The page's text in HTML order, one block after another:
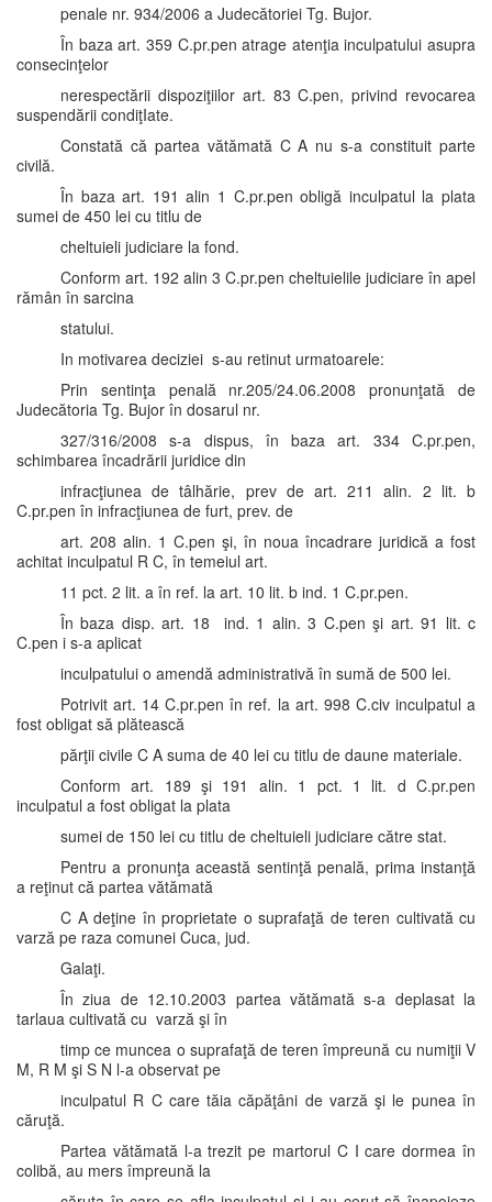
penale nr. 934/2006 a Judecătoriei Tg. Bujor.
În baza art. 359 C.pr.pen atrage atenţia inculpatului asupra
consecinţelor
nerespectării dispoziţiilor art. 83 C.pen, privind revocarea
suspendării condiţIate.
Constată că partea vătămată C A nu s-a constituit parte
civilă.
În baza art. 191 alin 1 C.pr.pen obligă inculpatul la plata
sumei de 450 lei cu titlu de
cheltuieli judiciare la fond.
Conform art. 192 alin 3 C.pr.pen cheltuielile judiciare în apel
rămân în sarcina
statului.
In motivarea deciziei s-au retinut urmatoarele:
Prin sentinţa penală nr.205/24.06.2008 pronunţată de
Judecătoria Tg. Bujor în dosarul nr.
327/316/2008 s-a dispus, în baza art. 334 C.pr.pen,
schimbarea încadrării juridice din
infracţiunea de tâlhărie, prev de art. 211 alin. 2 lit. b
C.pr.pen în infracţiunea de furt, prev. de
art. 208 alin. 1 C.pen şi, în noua încadrare juridică a fost
achitat inculpatul R C, în temeiul art.
11 pct. 2 lit. a în ref. la art. 10 lit. b ind. 1 C.pr.pen.
În baza disp. art. 18 ind. 1 alin. 3 C.pen şi art. 91 lit. c
C.pen i s-a aplicat
inculpatului o amendă administrativă în sumă de 500 lei.
Potrivit art. 14 C.pr.pen în ref. la art. 998 C.civ inculpatul a
fost obligat să plătească
părţii civile C A suma de 40 lei cu titlu de daune materiale.
Conform art. 189 şi 191 alin. 1 pct. 1 lit. d C.pr.pen
inculpatul a fost obligat la plata
sumei de 150 lei cu titlu de cheltuieli judiciare către stat.
Pentru a pronunţa această sentinţă penală, prima instanţă
a reţinut că partea vătămată
C A deţine în proprietate o suprafaţă de teren cultivată cu
varză pe raza comunei Cuca, jud.
Galaţi.
În ziua de 12.10.2003 partea vătămată s-a deplasat la
tarlaua cultivată cu varză şi în
timp ce muncea o suprafaţă de teren împreună cu numiţii V
M, R M şi S N l-a observat pe
inculpatul R C care tăia căpăţâni de varză şi le punea în
căruţă.
Partea vătămată l-a trezit pe martorul C I care dormea în
colibă, au mers împreună la